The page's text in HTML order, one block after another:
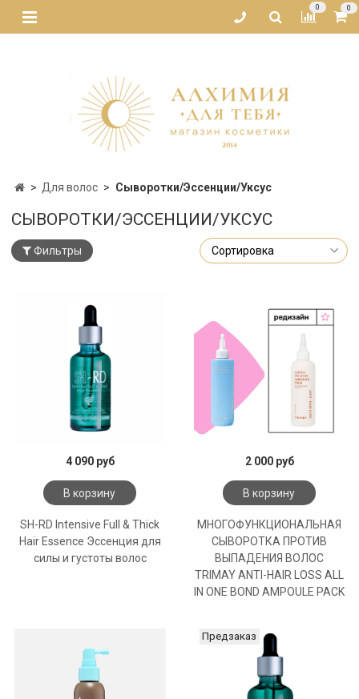
0 0
Для волос Сыворотки/Эссенции/Уксус
СЫВОРОТКИ/ЭССЕНЦИИ/УКСУС
Фильтры
4 090 руб
В корзину
SH-RD Intensive Full & Thick
Hair Essence Эссенция для
силы и густоты волос
2 000 руб
В корзину
МНОГОФУНКЦИОНАЛЬНАЯ
СЫВОРОТКА ПРОТИВ
ВЫПАДЕНИЯ ВОЛОС
TRIMAY ANTI-HAIR LOSS ALL
IN ONE BOND AMPOULE PACK
Предзаказ